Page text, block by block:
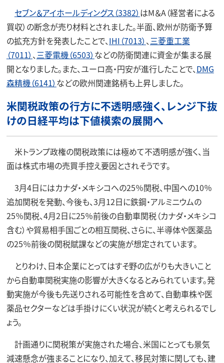
セブン＆アイホールディングス（3382） はM＆A（経営者による
買収）の断念が売り材料とされました。半面、欧州が防衛予算
の拡充方針を発表したことで、IHI（7013） 、三菱重工業
（7011） 、三菱電機（6503） などの防衛関連に資金が集まる展
開となりました。また、ユーロ高・円安が進行したことで、DMG
森精機（6141） などの欧州関連銘柄も上昇しました。
米関税政策の行方に不透明感強く、レンジ下抜
けの日経平均は下値模索の展開へ
米トランプ政権の関税政策には極めて不透明感が強く、当
面は株式市場の売買手控え要因とされそうです。
3月4日にはカナダ・メキシコへの25％関税、中国への10％
追加関税を発動、今後も、3月12日に鉄鋼・アルミニウムの
25％関税、4月2日に25％前後の自動車関税（カナダ・メキシコ
含む）や貿易相手国ごとの相互関税、さらに、半導体や医薬品
の25％前後の関税賦課などの実施が想定されています。
とりわけ、日本企業にとってはすそ野の広がりも大きいこと
から自動車関税実施の影響が大きくなるとみられています。発
動実施が今後も先送りされる可能性を含めて、自動車株や医
薬品セクターなどは手掛けにくい状況が続くと考えられるでし
ょう。
計画通りに関税策が実施された場合、米国にとっても景気
減速懸念が強まることになり、加えて、移民対策に関しても、建